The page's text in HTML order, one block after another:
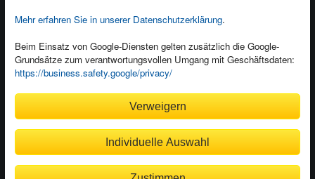
Mehr erfahren Sie in unserer Datenschutzerklärung.
Beim Einsatz von Google-Diensten gelten zusätzlich die Google-
Grundsätze zum verantwortungsvollen Umgang mit Geschäftsdaten:
https://business.safety.google/privacy/
Verweigern
Individuelle Auswahl
Kundenservice
Wir sind gerne für Sie da!
service@rheinwerk-verlag.de
Rechnung Bankeinzug